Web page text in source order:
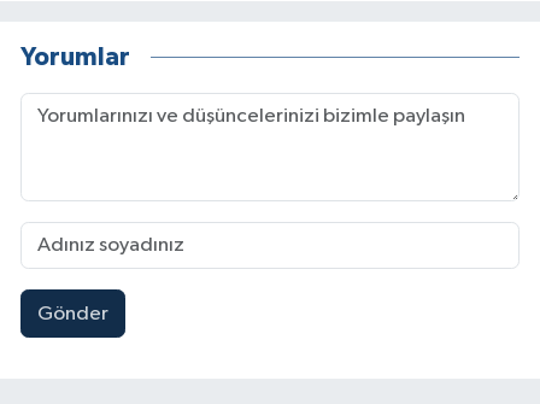
Yorumlar
Gönder